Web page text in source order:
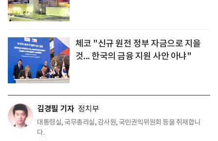
체코 "신규 원전 정부 자금으로 지을
것... 한국의 금융 지원 사안 아냐"
김경필 기자 정치부
대통령실, 국무총리실, 감사원, 국민권익위원회 등을 취재합니
다.